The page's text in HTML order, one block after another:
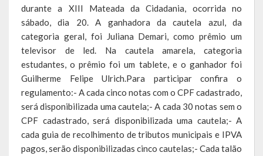
Estrutura e Competências
Educação e Cultura
Obras e Viação
Saúde e Assistência Social
Desenvolvimento, Indústria, Comércio, Turismo, Trânsito e
Serviços Urbanos
durante a XIII Mateada da Cidadania, ocorrida no
sábado, dia 20. A ganhadora da cautela azul, da
categoria geral, foi Juliana Demari, como prêmio um
televisor de led. Na cautela amarela, categoria
estudantes, o prêmio foi um tablete, e o ganhador foi
Guilherme Felipe Ulrich.Para participar confira o
regulamento:- A cada cinco notas com o CPF cadastrado,
será disponibilizada uma cautela;- A cada 30 notas sem o
CPF cadastrado, será disponibilizada uma cautela;- A
cada guia de recolhimento de tributos municipais e IPVA
pagos, serão disponibilizadas cinco cautelas;- Cada talão